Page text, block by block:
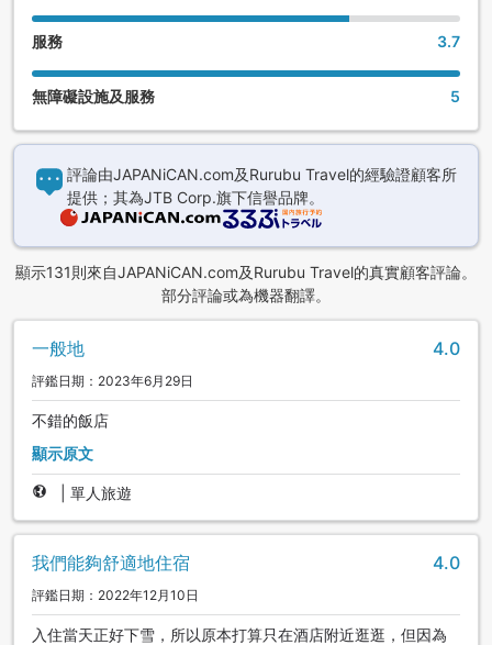
服務 3.7
無障礙設施及服務 5
評論由JAPANiCAN.com及Rurubu Travel的經驗證顧客所
提供；其為JTB Corp.旗下信譽品牌。
顯示131則來自JAPANiCAN.com及Rurubu Travel的真實顧客評論。
部分評論或為機器翻譯。
一般地 4.0
評鑑日期：2023年6月29日
不錯的飯店
顯示原文
單人旅遊
我們能夠舒適地住宿 4.0
評鑑日期：2022年12月10日
入住當天正好下雪，所以原本打算只在酒店附近逛逛，但因為